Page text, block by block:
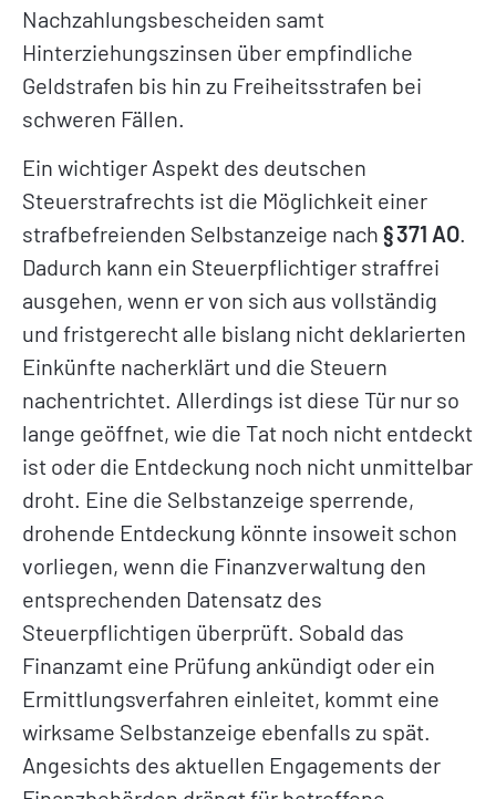
Nachzahlungsbescheiden samt
Hinterziehungszinsen über empfindliche
Geldstrafen bis hin zu Freiheitsstrafen bei
schweren Fällen.
Ein wichtiger Aspekt des deutschen
Steuerstrafrechts ist die Möglichkeit einer
strafbefreienden Selbstanzeige nach § 371 AO.
Dadurch kann ein Steuerpflichtiger straffrei
ausgehen, wenn er von sich aus vollständig
und fristgerecht alle bislang nicht deklarierten
Einkünfte nacherklärt und die Steuern
nachentrichtet. Allerdings ist diese Tür nur so
lange geöffnet, wie die Tat noch nicht entdeckt
ist oder die Entdeckung noch nicht unmittelbar
droht. Eine die Selbstanzeige sperrende,
drohende Entdeckung könnte insoweit schon
vorliegen, wenn die Finanzverwaltung den
entsprechenden Datensatz des
Steuerpflichtigen überprüft. Sobald das
Finanzamt eine Prüfung ankündigt oder ein
Ermittlungsverfahren einleitet, kommt eine
wirksame Selbstanzeige ebenfalls zu spät.
Angesichts des aktuellen Engagements der